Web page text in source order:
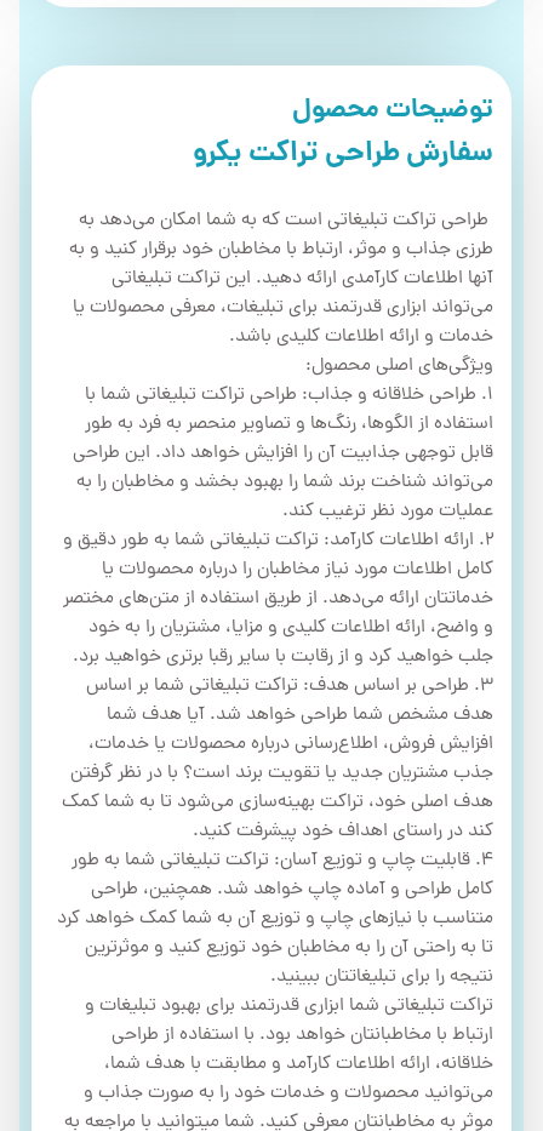
توضیحات محصول
سفارش طراحی تراکت یکرو
طراحی تراکت تبلیغاتی است که به شما امکان می‌دهد به
طرزی جذاب و موثر، ارتباط با مخاطبان خود برقرار کنید و به
آنها اطلاعات کارآمدی ارائه دهید. این تراکت تبلیغاتی
می‌تواند ابزاری قدرتمند برای تبلیغات، معرفی محصولات یا
خدمات و ارائه اطلاعات کلیدی باشد.
ویژگی‌های اصلی محصول:
1. طراحی خلاقانه و جذاب: طراحی تراکت تبلیغاتی شما با
استفاده از الگوها، رنگ‌ها و تصاویر منحصر به فرد به طور
قابل توجهی جذابیت آن را افزایش خواهد داد. این طراحی
می‌تواند شناخت برند شما را بهبود بخشد و مخاطبان را به
عملیات مورد نظر ترغیب کند.
2. ارائه اطلاعات کارآمد: تراکت تبلیغاتی شما به طور دقیق و
کامل اطلاعات مورد نیاز مخاطبان را درباره محصولات یا
خدماتتان ارائه می‌دهد. از طریق استفاده از متن‌های مختصر
و واضح، ارائه اطلاعات کلیدی و مزایا، مشتریان را به خود
جلب خواهید کرد و از رقابت با سایر رقبا برتری خواهید برد.
3. طراحی بر اساس هدف: تراکت تبلیغاتی شما بر اساس
هدف مشخص شما طراحی خواهد شد. آیا هدف شما
افزایش فروش، اطلاع‌رسانی درباره محصولات یا خدمات،
جذب مشتریان جدید یا تقویت برند است؟ با در نظر گرفتن
هدف اصلی خود، تراکت بهینه‌سازی می‌شود تا به شما کمک
کند در راستای اهداف خود پیشرفت کنید.
4. قابلیت چاپ و توزیع آسان: تراکت تبلیغاتی شما به طور
کامل طراحی و آماده چاپ خواهد شد. همچنین، طراحی
متناسب با نیازهای چاپ و توزیع آن به شما کمک خواهد کرد
تا به راحتی آن را به مخاطبان خود توزیع کنید و موثرترین
نتیجه را برای تبلیغاتتان ببینید.
تراکت تبلیغاتی شما ابزاری قدرتمند برای بهبود تبلیغات و
ارتباط با مخاطبانتان خواهد بود. با استفاده از طراحی
خلاقانه، ارائه اطلاعات کارآمد و مطابقت با هدف شما،
می‌توانید محصولات و خدمات خود را به صورت جذاب و
موثر به مخاطبانتان معرفی کنید. شما میتوانید با مراجعه به